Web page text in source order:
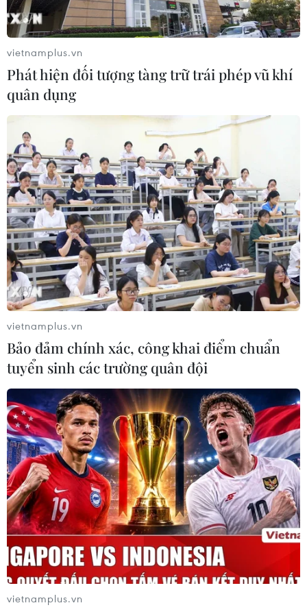
Thành phố Hồ Chí Minh./.
#VTV #Quý Mão 2023
#đêm Giao thừa
#Tự hào Thể thao Việt Nam
#gương mặt vàng của thể thao
#Vạn Xuân
#Tết nghĩa là hy vọng
Theo dõi VietnamPlus
TIN LIÊN QUAN
vietnamplus.vn
Phát hiện đối tượng tàng trữ trái phép vũ khí
quân dụng
vietnamplus.vn
Bảo đảm chính xác, công khai điểm chuẩn
tuyển sinh các trường quân đội
vietnamplus.vn